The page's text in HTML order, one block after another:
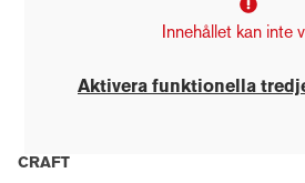
Innehållet kan inte
Aktivera funktionella
CRAFT